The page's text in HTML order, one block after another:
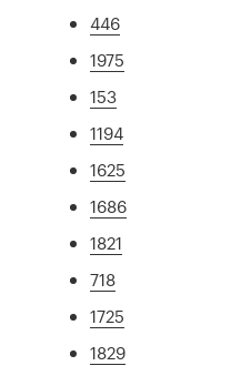
446
1975
153
1194
1625
1686
1821
718
1725
1829